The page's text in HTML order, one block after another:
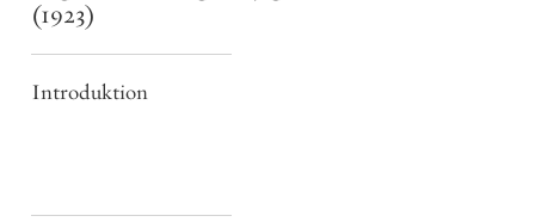
(1923)
Introduktion